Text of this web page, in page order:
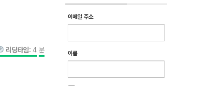
리딩타임: 4 분
이메일 주소
이름